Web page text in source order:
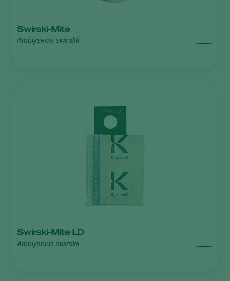
Swirski-Mite
Amblyseius swirskii
Swirski-Mite LD
Amblyseius swirskii